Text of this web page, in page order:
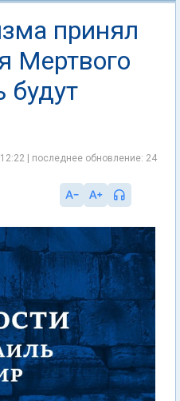
принял
Мертвого
будут
| последнее обновление: 24